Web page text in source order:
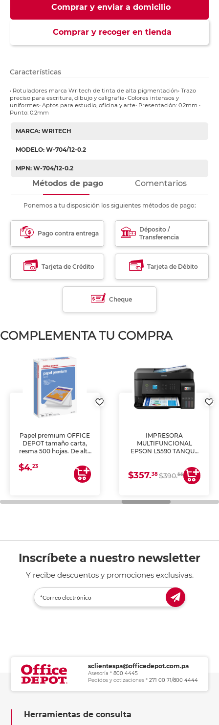
Comprar y enviar a domicilio
Comprar y recoger en tienda
Características
• Rotuladores marca Writech de tinta de alta pigmentación• Trazo
preciso para escritura, dibujo y caligrafía• Colores intensos y
uniformes• Aptos para estudio, oficina y arte• Presentación: 0.2mm •
Punto: 0.2mm
MARCA: WRITECH
MODELO: W-704/12-0.2
MPN: W-704/12-0.2
Métodos de pago Comentarios
Ponemos a tu disposición los siguientes métodos de pago:
Pago contra entrega
Déposito /
Transferencia
Tarjeta de Crédito Tarjeta de Débito
Cheque
COMPLEMENTA TU COMPRA
Papel premium OFFICE
DEPOT tamaño carta,
resma 500 hojas. De alta
uniforme, ideal para
impresoras de inyección
de tinta y láser,
general de oficina.
$4.23
IMPRESORA
MULTIFUNCIONAL
EPSON L5590 TANQUE
COPIA Y ESCANEA)
$357.38$390.55
Inscríbete a nuestro newsletter
Y recibe descuentos y promociones exclusivas.
sclientespa@officedepot.com.pa
Asesoría * 800 4445
Pedidos y cotizaciones * 271 00 71/800 4444
Herramientas de consulta